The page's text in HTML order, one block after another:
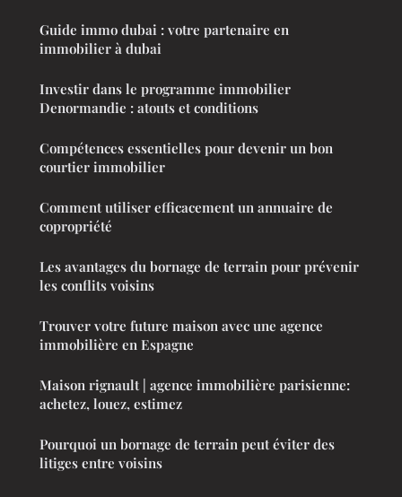
Guide immo dubai : votre partenaire en
immobilier à dubai
Investir dans le programme immobilier
Denormandie : atouts et conditions
Compétences essentielles pour devenir un bon
courtier immobilier
Comment utiliser efficacement un annuaire de
copropriété
Les avantages du bornage de terrain pour prévenir
les conflits voisins
Trouver votre future maison avec une agence
immobilière en Espagne
Maison rignault | agence immobilière parisienne:
achetez, louez, estimez
Pourquoi un bornage de terrain peut éviter des
litiges entre voisins